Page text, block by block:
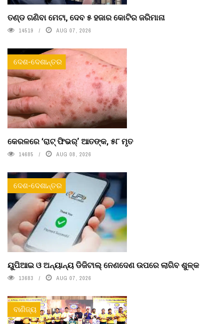
ତଣ୍ଡ ଗଣିବା ମେଟା, ଦେବ ୫ ହଜାର କୋଟିର ଜରିମାନା
14519 AUG 07, 2026
ଦେଶ-ଦେଶାନ୍ତର
କେରଳରେ ‘ରାଟ୍ ଫିଭର୍’ ଆତଙ୍କ, ୫୮ ମୃତ
14685 AUG 08, 2026
ଦେଶ-ଦେଶାନ୍ତର
ୟୁପିଆଇ ଓ ଅନ୍ୟାନ୍ୟ ଡିଜିଟାଲ୍ ନେଣଦେଣ ଉପରେ ଲାଗିବ ଶୁଳ୍କ
13683 AUG 07, 2026
ବାଣିଜ୍ୟ